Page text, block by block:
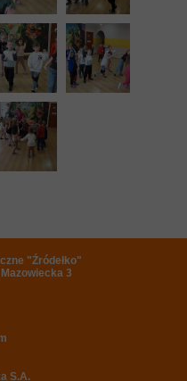
S.A.
"Źródełko"
3